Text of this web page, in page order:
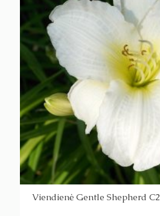
Viendienė Gentle Shepherd C2